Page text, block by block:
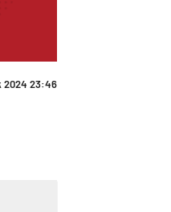
2024 23:46